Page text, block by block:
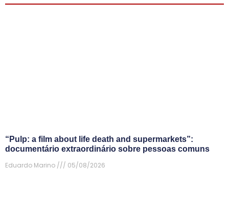
“Pulp: a film about life death and supermarkets”:
documentário extraordinário sobre pessoas comuns
Eduardo Marino
05/08/2026